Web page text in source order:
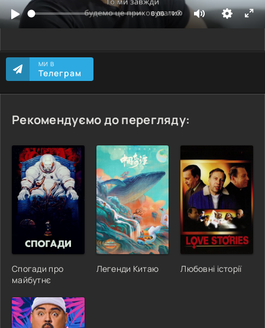
МИ В
Телеграм
Рекомендуємо до перегляду:
Спогади про
майбутнє
Легенди Китаю Любовні історії